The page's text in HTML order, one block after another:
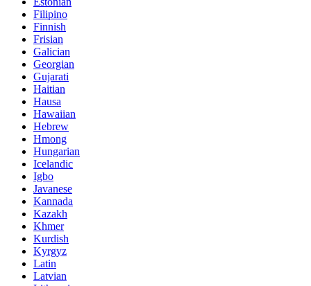
Filipino
Finnish
Frisian
Galician
Georgian
Gujarati
Haitian
Hausa
Hawaiian
Hebrew
Hmong
Hungarian
Icelandic
Igbo
Javanese
Kannada
Kazakh
Khmer
Kurdish
Kyrgyz
Latin
Latvian